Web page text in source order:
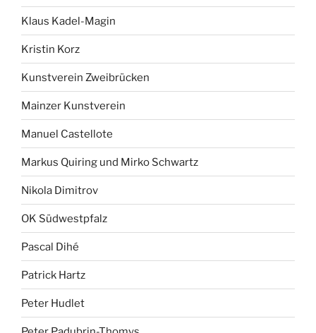
Klaus Kadel-Magin
Kristin Korz
Kunstverein Zweibrücken
Mainzer Kunstverein
Manuel Castellote
Markus Quiring und Mirko Schwartz
Nikola Dimitrov
OK Südwestpfalz
Pascal Dihé
Patrick Hartz
Peter Hudlet